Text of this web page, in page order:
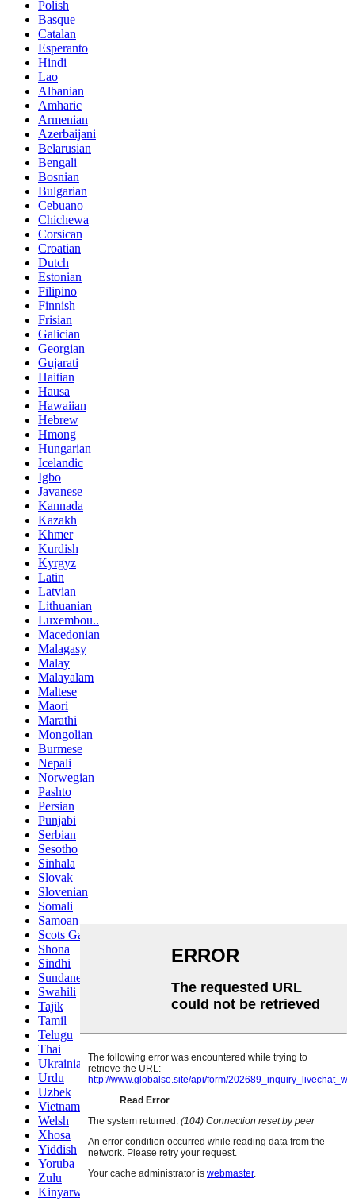
Polish
Basque
Catalan
Esperanto
Hindi
Lao
Albanian
Amharic
Armenian
Azerbaijani
Belarusian
Bengali
Bosnian
Bulgarian
Cebuano
Chichewa
Corsican
Croatian
Dutch
Estonian
Filipino
Finnish
Frisian
Galician
Georgian
Gujarati
Haitian
Hausa
Hawaiian
Hebrew
Hmong
Hungarian
Icelandic
Igbo
Javanese
Kannada
Kazakh
Khmer
Kurdish
Kyrgyz
Latin
Latvian
Lithuanian
Luxembou..
Macedonian
Malagasy
Malay
Malayalam
Maltese
Maori
Marathi
Mongolian
Burmese
Nepali
Norwegian
Pashto
Persian
Punjabi
Serbian
Sesotho
Sinhala
Slovak
Slovenian
Somali
Samoan
Scots Gaelic
Shona
Sindhi
Sundanese
Swahili
Tajik
Tamil
Telugu
Thai
Ukrainian
Urdu
Uzbek
Vietnamese
Welsh
Xhosa
Yiddish
Yoruba
Zulu
Kinyarwanda